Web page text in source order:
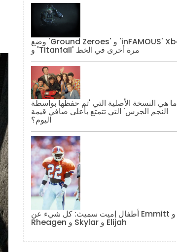
وضع 'Ground Zeroes' و 'inFAMOUS' Xbox
و 'Titanfall' مرة أخرى في الخط
ما هي النسخة الأصلية التي 'تم حفظها بواسطة
النجم الجرس' التي تتمتع بأعلى صافي قيمة
اليوم؟
أطفال إميت سميث: كل شيء عن Emmitt و
Rheagen و Skylar و Elijah